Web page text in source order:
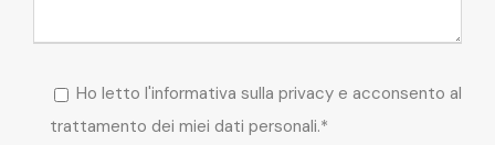
Ho letto l'informativa sulla privacy e acconsento al
trattamento dei miei dati personali.*